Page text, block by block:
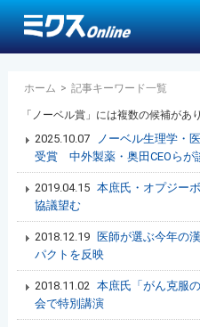
ホーム > 記事キーワード一覧
「ノーベル賞」には複数の候補があ
2025.10.07
ノーベル生理学・
受賞 中外製薬・奥田CEOらが
2019.04.15 本庶氏・オプジー
協議望む
2018.12.19
医師が選ぶ今年の
パクトを反映
2018.11.02 本庶氏「がん克服
会で特別講演